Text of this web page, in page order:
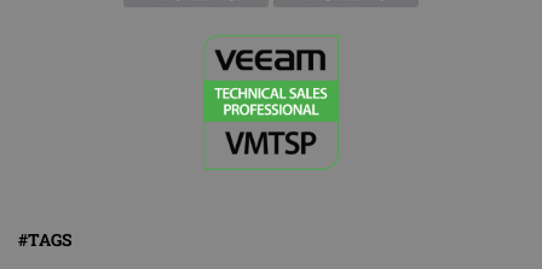
#TAGS